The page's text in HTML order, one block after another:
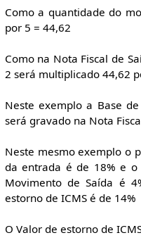
Como a quantidade do
por 5 = 44,62
Como na Nota Fiscal de
2 será multiplicado 44,62
Neste exemplo a Base
será gravado na Nota
Neste mesmo exemplo o
da entrada é de 18% e o
Movimento de Saída é
estorno de ICMS é de 14%
O Valor de estorno de